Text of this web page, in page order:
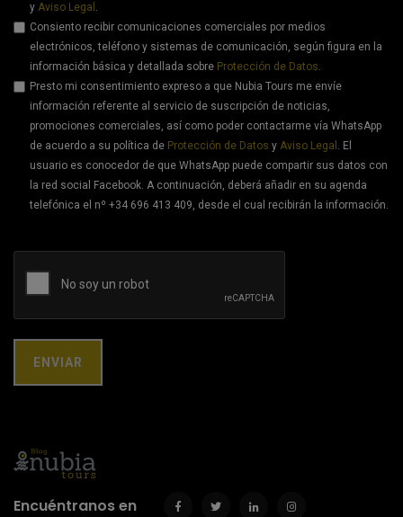
y Aviso Legal .
Consiento recibir comunicaciones comerciales por medios
electrónicos, teléfono y sistemas de comunicación, según figura en la
información básica y detallada sobre Protección de Datos.
Presto mi consentimiento expreso a que Nubia Tours me envíe
información referente al servicio de suscripción de noticias,
promociones comerciales, así como poder contactarme vía WhatsApp
de acuerdo a su política de Protección de Datos y Aviso Legal . El
usuario es conocedor de que WhatsApp puede compartir sus datos con
la red social Facebook. A continuación, deberá añadir en su agenda
telefónica el nº +34 696 413 409, desde el cual recibirán la información.
Encuéntranos en